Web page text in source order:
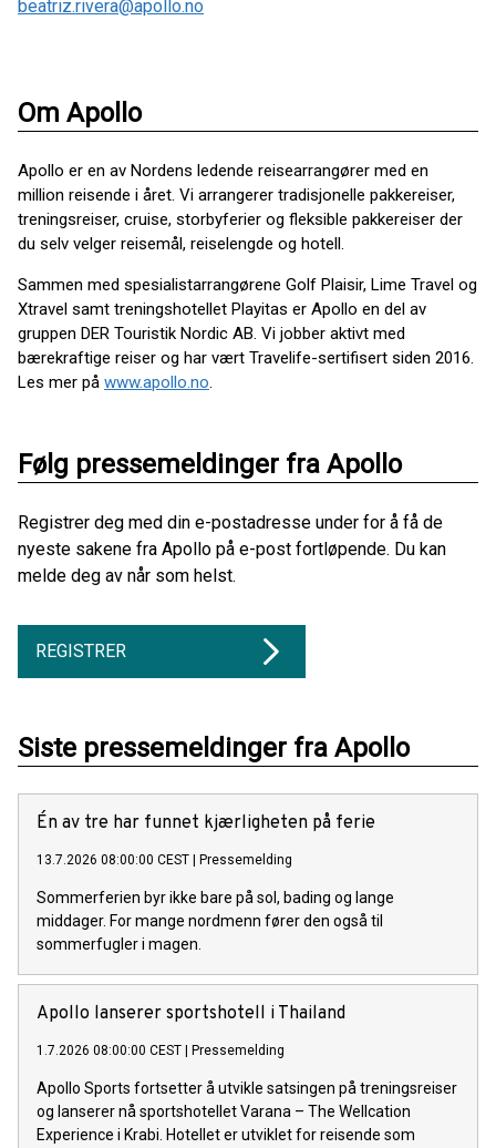
beatriz.rivera@apollo.no
Om Apollo
Apollo er en av Nordens ledende reisearrangører med en
million reisende i året. Vi arrangerer tradisjonelle pakkereiser,
treningsreiser, cruise, storbyferier og fleksible pakkereiser der
du selv velger reisemål, reiselengde og hotell.
Sammen med spesialistarrangørene Golf Plaisir, Lime Travel og
Xtravel samt treningshotellet Playitas er Apollo en del av
gruppen DER Touristik Nordic AB. Vi jobber aktivt med
bærekraftige reiser og har vært Travelife-sertifisert siden 2016.
Les mer på www.apollo.no.
Følg pressemeldinger fra Apollo
Registrer deg med din e-postadresse under for å få de
nyeste sakene fra Apollo på e-post fortløpende. Du kan
melde deg av når som helst.
REGISTRER
Siste pressemeldinger fra Apollo
Én av tre har funnet kjærligheten på ferie
13.7.2026 08:00:00 CEST Pressemelding
Sommerferien byr ikke bare på sol, bading og lange
middager. For mange nordmenn fører den også til
sommerfugler i magen.
Apollo lanserer sportshotell i Thailand
1.7.2026 08:00:00 CEST Pressemelding
Apollo Sports fortsetter å utvikle satsingen på treningsreiser
og lanserer nå sportshotellet Varana – The Wellcation
Experience i Krabi. Hotellet er utviklet for reisende som